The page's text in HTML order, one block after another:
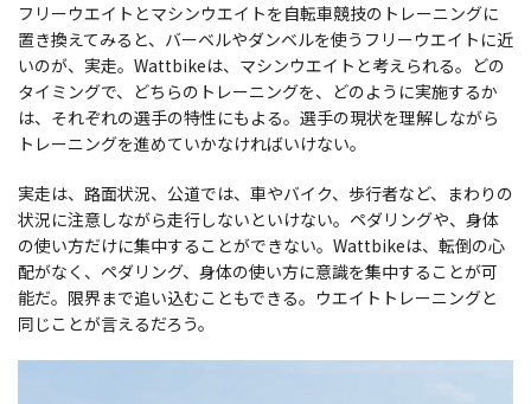
フリーウエイトとマシンウエイトを自転車競技のトレーニングに
置き換えてみると、バーベルやダンベルを使うフリーウエイトに近
いのが、実走。Wattbikeは、マシンウエイトと考えられる。どの
タイミングで、どちらのトレーニングを、どのように実施するか
は、それぞれの選手の特性にもよる。選手の現状を理解しながら
トレーニングを進めていかなければいけない。
実走は、路面状況、公道では、車やバイク、歩行者など、まわりの
状況に注意しながら走行しないといけない。ペダリングや、身体
の使い方だけに集中することができない。Wattbikeは、転倒の心
配がなく、ペダリング、身体の使い方に意識を集中することが可
能だ。限界まで追い込むこともできる。ウエイトトレーニングと
同じことが言えるだろう。